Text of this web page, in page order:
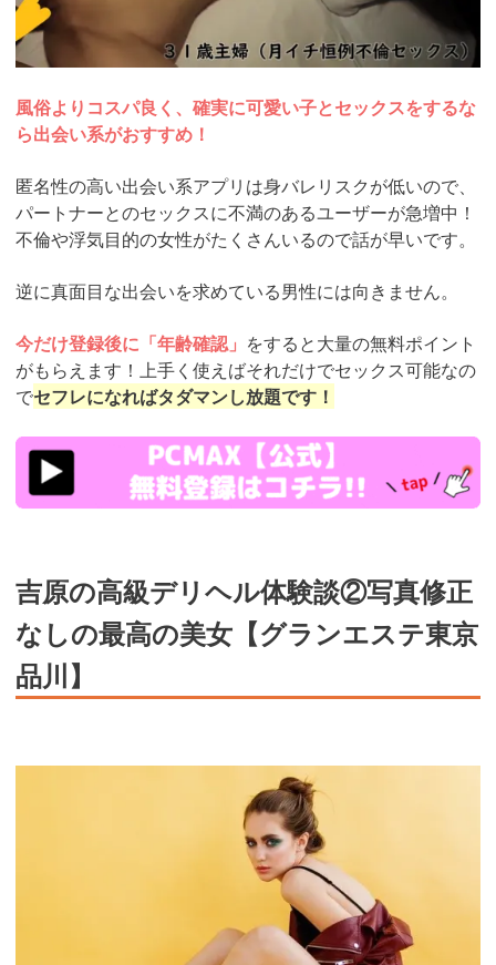
風俗よりコスパ良く、確実に可愛い子とセックスをするな
ら出会い系がおすすめ！
匿名性の高い出会い系アプリは身バレリスクが低いので、
パートナーとのセックスに不満のあるユーザーが急増中！
不倫や浮気目的の女性がたくさんいるので話が早いです。
逆に真面目な出会いを求めている男性には向きません。
今だけ登録後に「年齢確認」 をすると大量の無料ポイント
がもらえます！上手く使えばそれだけでセックス可能なの
でセフレになればタダマンし放題です！
https://pcmax.jp/lp/?
ad_id=rm327007
吉原の高級デリヘル体験談②写真修正
なしの最高の美女【グランエステ東京
品川】